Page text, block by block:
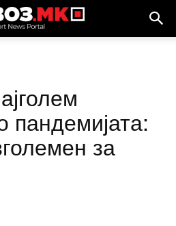
пандемијата:
за